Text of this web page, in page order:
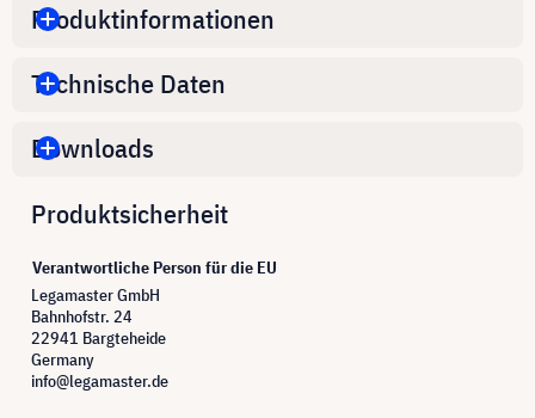
Produktinformationen
Technische Daten
Downloads
Produktsicherheit
Verantwortliche Person für die EU
Legamaster GmbH
Bahnhofstr. 24
22941 Bargteheide
Germany
info@legamaster.de